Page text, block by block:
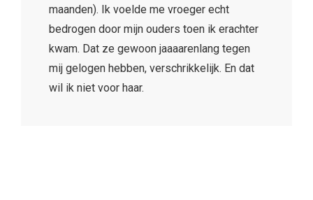
maanden). Ik voelde me vroeger echt
bedrogen door mijn ouders toen ik erachter
kwam. Dat ze gewoon jaaaarenlang tegen
mij gelogen hebben, verschrikkelijk. En dat
wil ik niet voor haar.